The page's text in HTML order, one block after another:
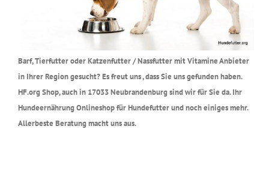
Barf, Tierfutter oder Katzenfutter / Nassfutter mit Vitamine Anbieter
in Ihrer Region gesucht? Es freut uns , dass Sie uns gefunden haben.
HF.org Shop, auch in 17033 Neubrandenburg sind wir für Sie da. Ihr
Hundeernährung Onlineshop für Hundefutter und noch einiges mehr.
Allerbeste Beratung macht uns aus.